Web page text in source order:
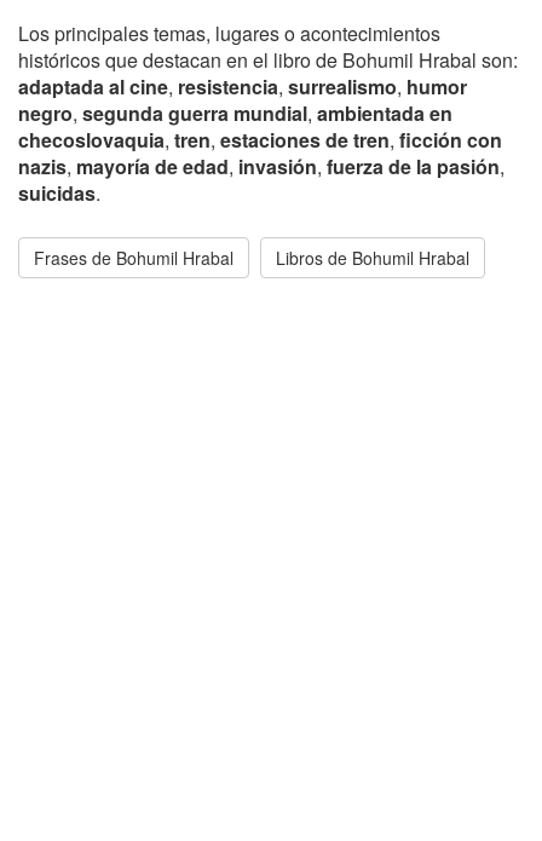
Los principales temas, lugares o acontecimientos
históricos que destacan en el libro de Bohumil Hrabal son:
adaptada al cine, resistencia, surrealismo, humor
negro, segunda guerra mundial, ambientada en
checoslovaquia, tren, estaciones de tren, ficción con
nazis, mayoría de edad, invasión, fuerza de la pasión,
suicidas.
Frases de Bohumil Hrabal Libros de Bohumil Hrabal